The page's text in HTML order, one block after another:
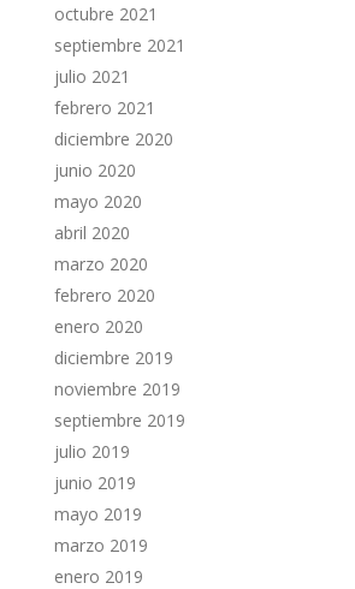
octubre 2021
septiembre 2021
julio 2021
febrero 2021
diciembre 2020
junio 2020
mayo 2020
abril 2020
marzo 2020
febrero 2020
enero 2020
diciembre 2019
noviembre 2019
septiembre 2019
julio 2019
junio 2019
mayo 2019
marzo 2019
enero 2019